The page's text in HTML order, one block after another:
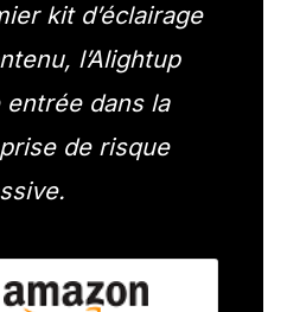
kit d’éclairage
l’Alightup
dans la
de risque